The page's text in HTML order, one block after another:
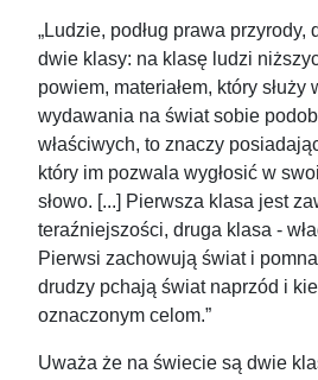
„Ludzie, podług prawa
dwie klasy: na klasę ludzi
powiem, materiałem, który służy
wydawania na świat sobie
właściwych, to znaczy
który im pozwala wygłosić w
słowo. [...] Pierwsza klasa jest
teraźniejszości, druga klasa -
Pierwsi zachowują świat i
drudzy pchają świat naprzód i
oznaczonym celom.”
Uważa że na świecie są dwie